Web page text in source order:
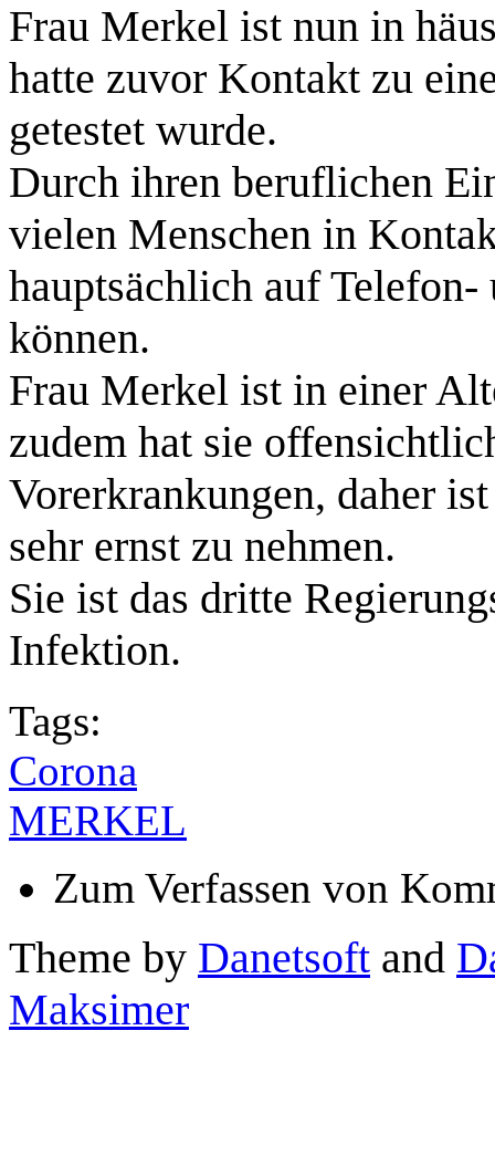
Frau Merkel ist nun in
hatte zuvor Kontakt zu
getestet wurde.
Durch ihren beruflichen
vielen Menschen in
hauptsächlich auf
können.
Frau Merkel ist in einer
zudem hat sie
Vorerkrankungen, daher
sehr ernst zu nehmen.
Sie ist das dritte
Infektion.
Tags:
Corona
MERKEL
Zum Verfassen von
Theme by Danetsoft and
Maksimer